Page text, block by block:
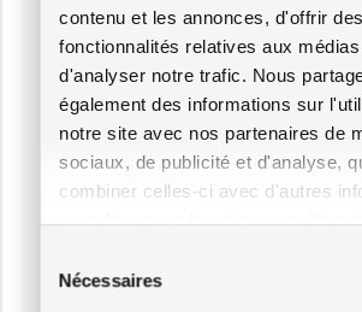
contenu et les annonces, d'offrir des
fonctionnalités relatives aux
d'analyser notre trafic. Nous
également des informations sur
notre site avec nos partenaires de
sociaux, de publicité et d'analyse,
combiner celles-ci avec d'autres
vous leur avez fournies ou qu'ils
Nécessaires